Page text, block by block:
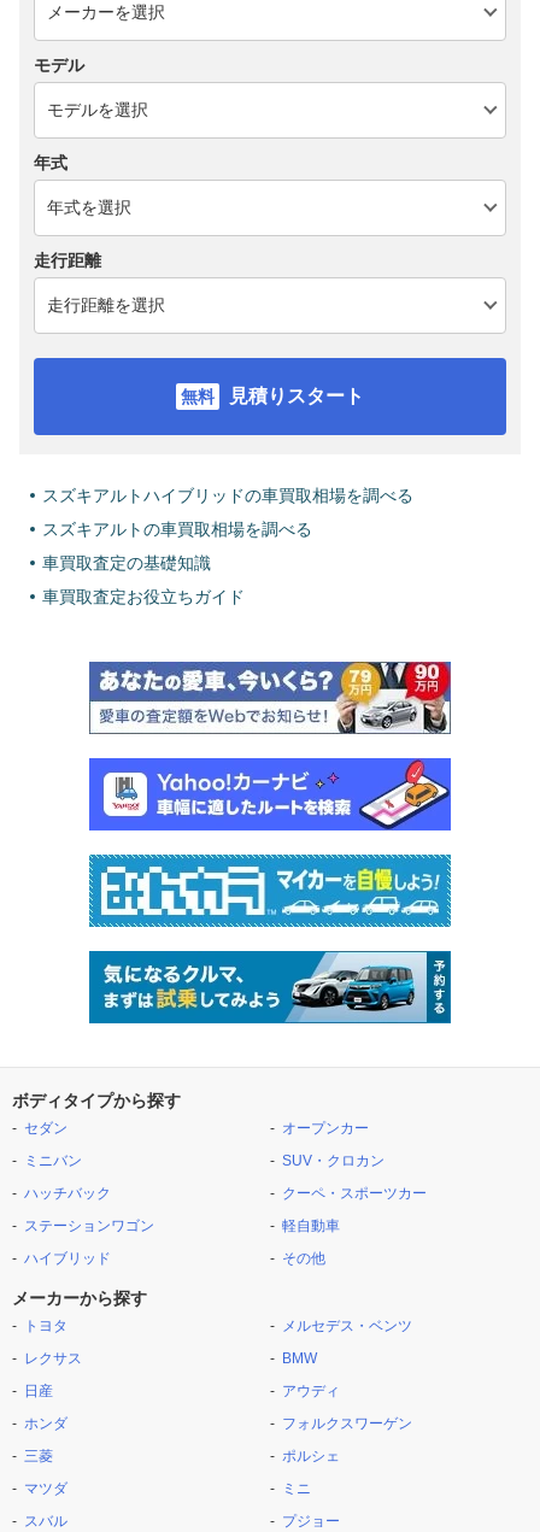
モデル
年式
走行距離
見積りスタート
スズキアルトハイブリッドの車買取相場を調べる
スズキアルトの車買取相場を調べる
車買取査定の基礎知識
車買取査定お役立ちガイド
ボディタイプから探す
セダン
ミニバン
ハッチバック
ステーションワゴン
ハイブリッド
オープンカー
SUV・クロカン
クーペ・スポーツカー
軽自動車
その他
メーカーから探す
トヨタ
レクサス
日産
ホンダ
三菱
マツダ
スバル
メルセデス・ベンツ
BMW
アウディ
フォルクスワーゲン
ポルシェ
ミニ
プジョー